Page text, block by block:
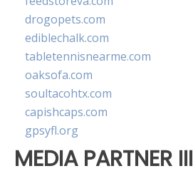
drogopets.com
ediblechalk.com
tabletennisnearme.com
oaksofa.com
soultacohtx.com
capishcaps.com
gpsyfl.org
MEDIA PARTNER III